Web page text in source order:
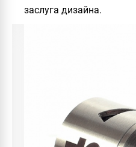
заслуга дизайна.